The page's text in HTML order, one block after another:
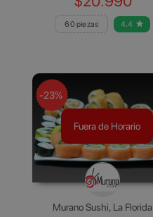
60 piezas 4.4
Fuera de Horario
-23%
Murano Sushi, La Florida